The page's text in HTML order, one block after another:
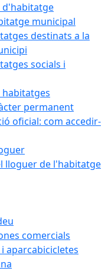
d'habitatge
municipal
destinats a la
socials i
habitatges
permanent
oficial: com accedir-
lloguer de l'habitatge
comercials
aparcabicicletes